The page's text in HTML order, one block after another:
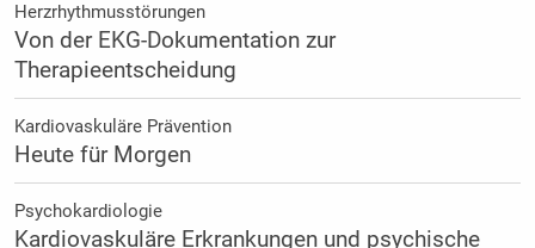
Herzrhythmusstörungen
Von der EKG-Dokumentation zur
Therapieentscheidung
Kardiovaskuläre Prävention
Heute für Morgen
Psychokardiologie
Kardiovaskuläre Erkrankungen und psychische